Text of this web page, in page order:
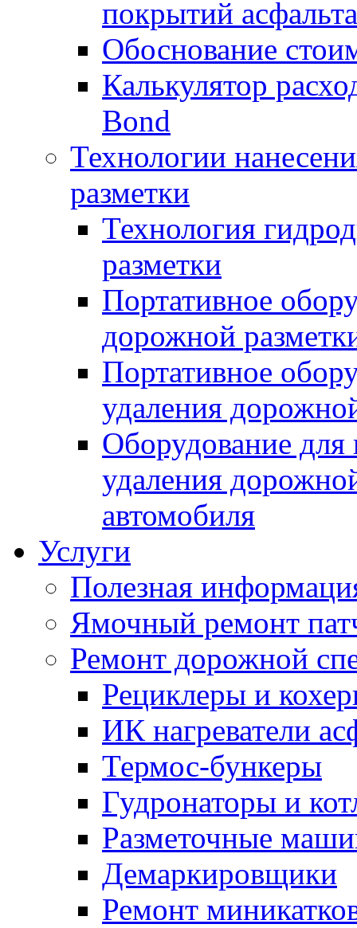
покрытий асфальта
Обоснование
Калькулятор
Bond
Технологии
разметки
Технология
разметки
Портативное
дорожной
Портативное
удаления
Оборудование для
удаления
автомобиля
Услуги
Полезная
Ямочный ремонт
Ремонт дорожной
Рециклеры и
ИК нагреватели
Термос-бункеры
Гудронаторы и
Разметочные
Демаркировщики
Ремонт